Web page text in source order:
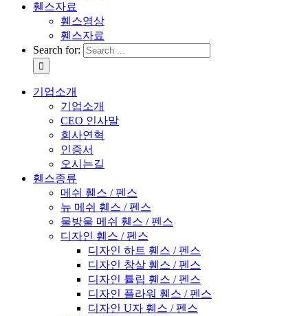
휀스자료
휀스영상
휀스자료
Search for:
기업소개
기업소개
CEO 인사말
회사연혁
인증서
오시는길
휀스종류
메쉬 휀스 / 펜스
뉴 메쉬 휀스 / 펜스
물방울 메쉬 휀스 / 펜스
디자인 휀스 / 펜스
디자인 하트 휀스 / 펜스
디자인 창살 휀스 / 펜스
디자인 튤립 휀스 / 펜스
디자인 플라워 휀스 / 펜스
디자인 U자 휀스 / 펜스